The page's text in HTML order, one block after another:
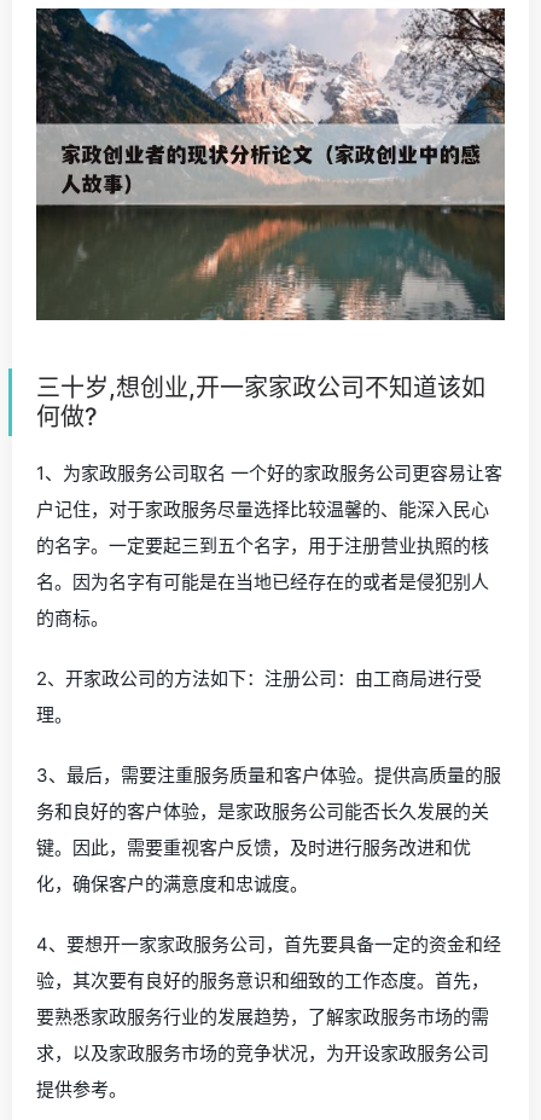
三十岁,想创业,开一家家政公司不知道该如
何做?
1、为家政服务公司取名 一个好的家政服务公司更容易让客
户记住，对于家政服务尽量选择比较温馨的、能深入民心
的名字。一定要起三到五个名字，用于注册营业执照的核
名。因为名字有可能是在当地已经存在的或者是侵犯别人
的商标。
2、开家政公司的方法如下：注册公司：由工商局进行受
理。
3、最后，需要注重服务质量和客户体验。提供高质量的服
务和良好的客户体验，是家政服务公司能否长久发展的关
键。因此，需要重视客户反馈，及时进行服务改进和优
化，确保客户的满意度和忠诚度。
4、要想开一家家政服务公司，首先要具备一定的资金和经
验，其次要有良好的服务意识和细致的工作态度。首先，
要熟悉家政服务行业的发展趋势，了解家政服务市场的需
求，以及家政服务市场的竞争状况，为开设家政服务公司
提供参考。